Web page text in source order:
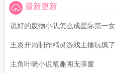
最新更新
说好的废物小队怎么成星际第一
王炎开局制作精灵游戏主播玩疯
主角叶晓小说笔趣阁无弹窗